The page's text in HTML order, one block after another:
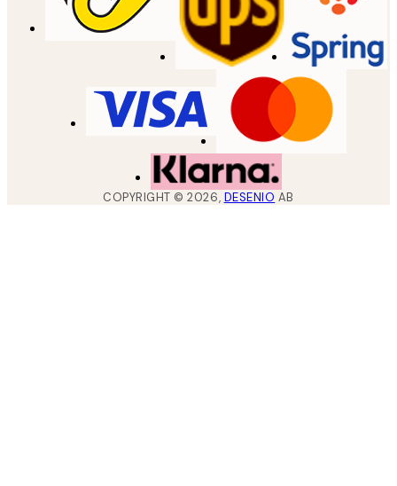
COPYRIGHT ©2026, DESENIO AB